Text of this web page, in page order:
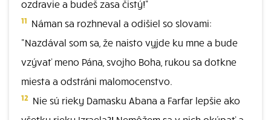
ozdravie a budeš zasa čistý!"
11 Náman sa rozhneval a odišiel so slovami:
"Nazdával som sa, že naisto vyjde ku mne a bude
vzývať meno Pána, svojho Boha, rukou sa dotkne
miesta a odstráni malomocenstvo.
12 Nie sú rieky Damasku Abana a Farfar lepšie ako